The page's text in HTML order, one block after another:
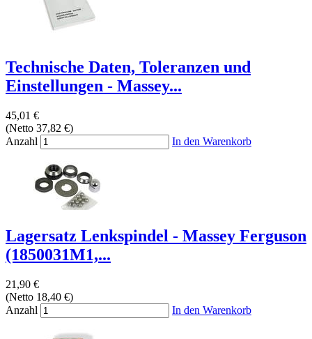
Technische Daten, Toleranzen und
Einstellungen - Massey...
45,01 €
(Netto 37,82 €)
Anzahl
In den Warenkorb
Lagersatz Lenkspindel - Massey Ferguson
(1850031M1,...
21,90 €
(Netto 18,40 €)
Anzahl
In den Warenkorb